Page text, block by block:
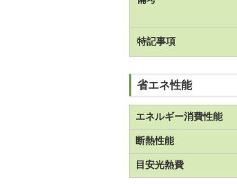
特記事項
省エネ性能
エネルギー消費性能
断熱性能
目安光熱費